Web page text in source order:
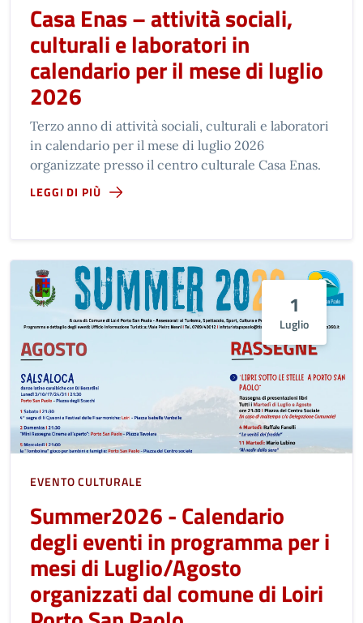
Casa Enas – attività sociali,
culturali e laboratori in
calendario per il mese di luglio
2026
Terzo anno di attività sociali, culturali e laboratori
in calendario per il mese di luglio 2026
organizzate presso il centro culturale Casa Enas.
LEGGI DI PIÙ
1
Luglio
EVENTO CULTURALE
Summer2026 - Calendario
degli eventi in programma per i
mesi di Luglio/Agosto
organizzati dal comune di Loiri